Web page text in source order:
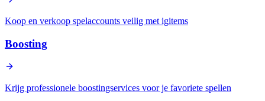
Koop en verkoop spelaccounts veilig met igitems
Boosting
Krijg professionele boostingservices voor je favoriete spellen